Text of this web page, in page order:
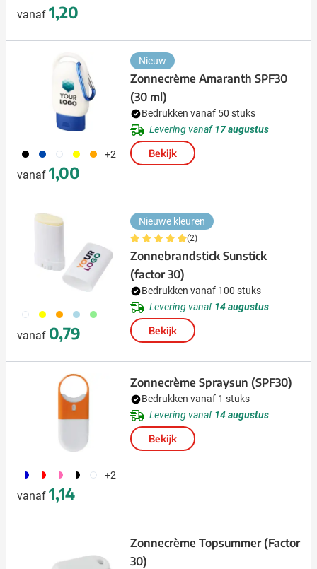
vanaf 1,20
001 023 002 006 007 +2
vanaf 1,00
Nieuw
Zonnecrème Amaranth SPF30
(30 ml)
Bedrukken vanaf 50 stuks
Levering vanaf17 augustus
Bekijk
002 006 007 018 019
vanaf 0,79
Nieuwe kleuren
(2)
Zonnebrandstick Sunstick
(factor 30)
Bedrukken vanaf 100 stuks
Levering vanaf14 augustus
Bekijk
187 188 189 169 504 +2
vanaf 1,14
Zonnecrème Spraysun (SPF30)
Bedrukken vanaf 1 stuks
Levering vanaf14 augustus
Bekijk
Zonnecrème Topsummer (Factor
30)